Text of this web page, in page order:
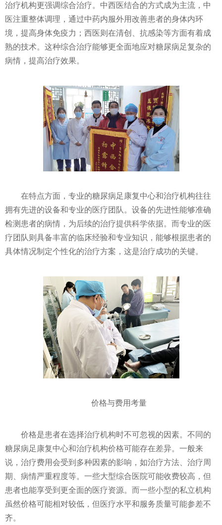
治疗机构更强调综合治疗。中西医结合的方式成为主流，中
医注重整体调理，通过中药内服外用改善患者的身体内环
境，提高身体免疫力；西医则在清创、抗感染等方面有着成
熟的技术。这种综合治疗能够更全面地应对糖尿病足复杂的
病情，提高治疗效果。
在特点方面，专业的糖尿病足康复中心和治疗机构往往
拥有先进的设备和专业的医疗团队。设备的先进性能够准确
检测患者的病情，为后续的治疗提供科学依据。而专业的医
疗团队则具备丰富的临床经验和专业知识，能够根据患者的
具体情况制定个性化的治疗方案，这是治疗成功的关键。
价格与费用考量
价格是患者在选择治疗机构时不可忽视的因素。不同的
糖尿病足康复中心和治疗机构价格可能存在差异。一般来
说，治疗费用会受到多种因素的影响，如治疗方法、治疗周
期、病情严重程度等。一些大型综合医院可能收费较高，但
患者也能享受到更全面的医疗资源。而一些小型的私立机构
虽然价格可能相对较低，但医疗水平和服务质量可能参差不
齐。